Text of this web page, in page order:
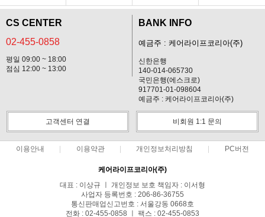
CS CENTER
02-455-0858
평일 09:00 ~ 18:00
점심 12:00 ~ 13:00
BANK INFO
예금주 : 케어라이프코리아(주)
신한은행
140-014-065730
국민은행(에스크로)
917701-01-098604
예금주 : 케어라이프코리아(주)
고객센터 연결 비회원 1:1 문의
이용안내 이용약관 개인정보처리방침 PC버전
케어라이프코리아(주)
대표 : 이상규 ㅣ 개인정보 보호 책임자 : 이서형
사업자 등록번호 : 206-86-36755
통신판매업신고번호 : 서울강동 0668호
전화 : 02-455-0858 ㅣ 팩스 : 02-455-0853